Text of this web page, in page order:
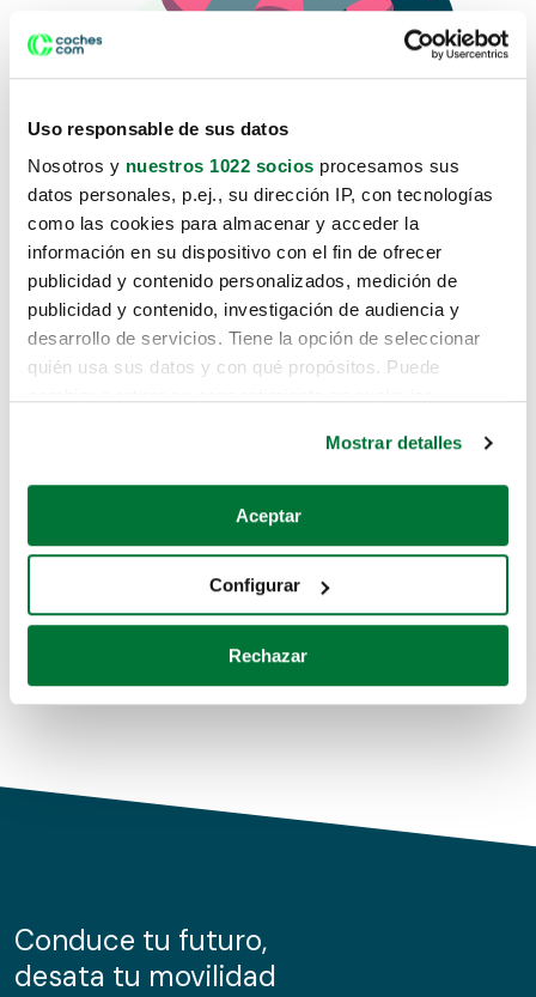
Uso responsable de sus datos
Nosotros y nuestros 1022 socios procesamos sus
datos personales, p.ej., su dirección IP, con tecnologías
como las cookies para almacenar y acceder la
información en su dispositivo con el fin de ofrecer
publicidad y contenido personalizados, medición de
publicidad y contenido, investigación de audiencia y
desarrollo de servicios. Tiene la opción de seleccionar
quién usa sus datos y con qué propósitos. Puede
Si lo permite, también quisiéramos:
Recopilar información sobre su ubicación geográfica
Identificar su dispositivo analizándolo activamente
para buscar características específicas (huellas
Obtenga más información sobre cómo se procesan sus
de cookies.
información sobre el uso que haga del sitio web con
nuestros partners de redes sociales, publicidad y análisis
Mostrar detalles
Aceptar
Configurar
Rechazar
Lo sentimos, no sabemos como
te hemos traido hasta aquí.
Pero puedes encontrar el coche que estás
buscando en alguno de estos enlaces:
Coches de segunda mano
Coches de km0
Conduce tu futuro,
desata tu movilidad